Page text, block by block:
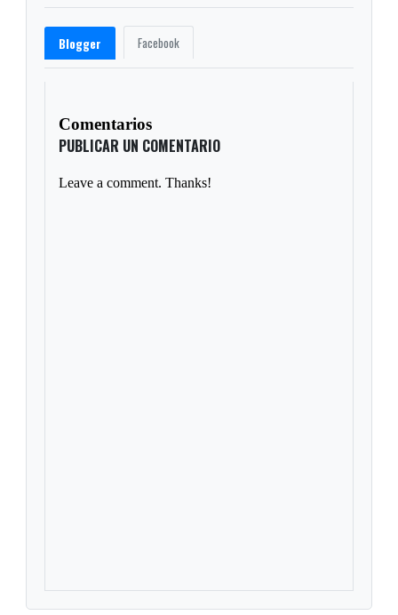
Blogger Facebook
Comentarios
PUBLICAR UN COMENTARIO
Leave a comment. Thanks!